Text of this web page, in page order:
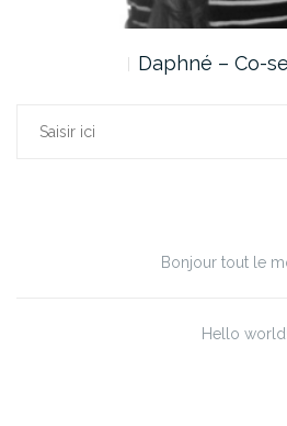
Daphné – Co-
Rechercher :
Bonjour tout le
Hello world!